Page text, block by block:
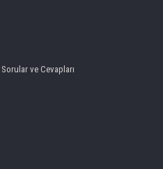
Sorular ve Cevapları